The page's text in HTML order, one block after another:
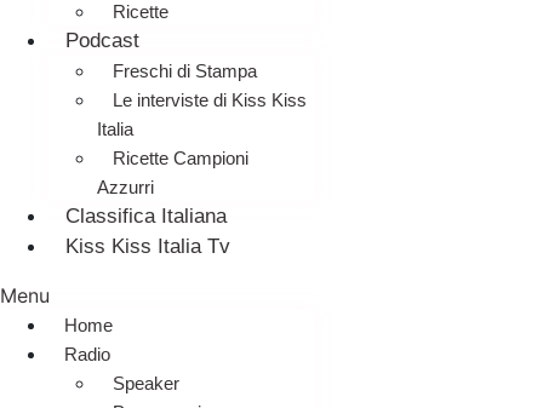
Ricette
Podcast
Freschi di Stampa
Le interviste di Kiss Kiss
Italia
Ricette Campioni
Azzurri
Classifica Italiana
Kiss Kiss Italia Tv
Menu
Home
Radio
Speaker